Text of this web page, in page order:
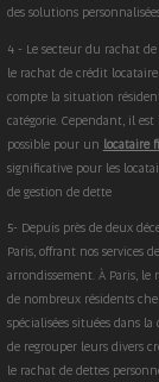
des solutions
4 - Le secteur du rachat
le rachat de crédit
compte la situation
catégorie. Cependant, il
possible pour un locataire
significative pour les
de gestion de dette
5- Depuis près de deux
Paris, offrant nos services
arrondissement. À Paris,
de nombreux résidents
spécialisées situées dans
de regrouper leurs divers
le rachat de dettes